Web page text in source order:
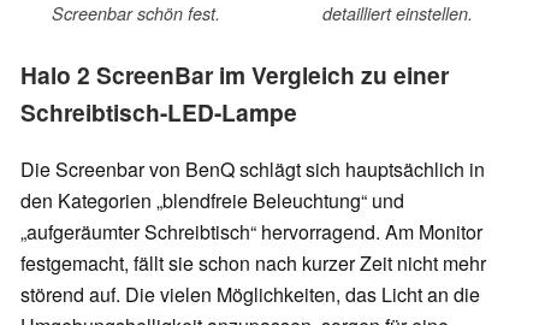
Screenbar schön fest.
detailliert einstellen.
Halo 2 ScreenBar im Vergleich zu einer
Schreibtisch-LED-Lampe
Die Screenbar von BenQ schlägt sich hauptsächlich in
den Kategorien „blendfreie Beleuchtung“ und
„aufgeräumter Schreibtisch“ hervorragend. Am Monitor
festgemacht, fällt sie schon nach kurzer Zeit nicht mehr
störend auf. Die vielen Möglichkeiten, das Licht an die